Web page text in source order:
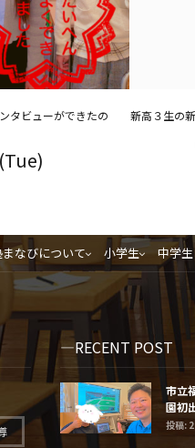
タビューができたの
新高３生の
なびについて 小学生 中学生
RECENT POST
市立
園初
ござ
投稿: